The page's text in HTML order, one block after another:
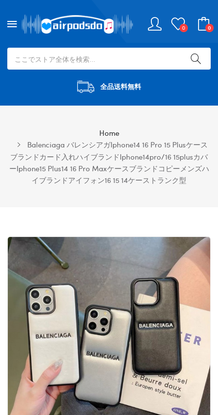
0 0
全品送料無料
Home
Balenciaga バレンシアガiphone14 16 Pro 15 Plusケース
ブランドカード入れハイブランドiphone14pro/16 15plusカバ
ーiphone15 Plus14 16 Pro Maxケースブランドコピーメンズハ
イブランドアイフォン16 15 14ケーストランク型